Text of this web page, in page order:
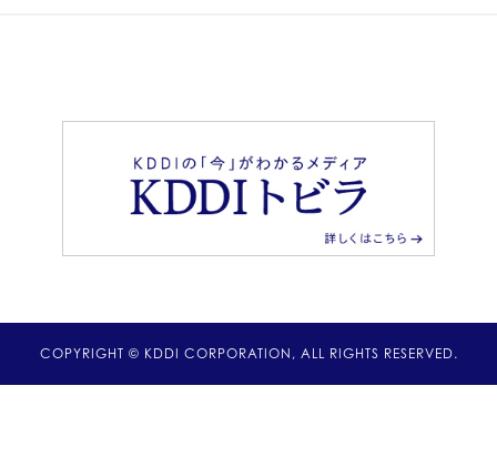
COPYRIGHT © KDDI CORPORATION, ALL RIGHTS RESERVED.